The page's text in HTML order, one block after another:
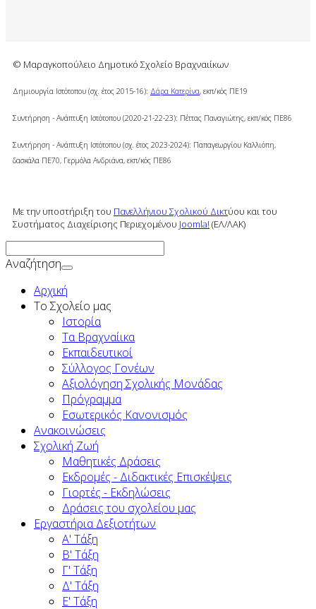
© Μαραγκοπούλειο Δημοτικό Σχολείο Βραχναιίκων
Δημιουργία Ιστότοπου (σχ. έτος 2015-16): Δάρα Κατερίνα, εκπ/κός ΠΕ19
Συντήρηση - Ανάπτυξη Ιστότοπου (2020-21-22-23): Πέττας Παναγιώτης, εκπ/κός ΠΕ86
Συντήρηση - Ανάπτυξη Ιστότοπου (σχ. έτος 2023-2024): Παπαγεωργίου Καλλιόπη,
δασκάλα ΠΕ70, Γερμόλα Ανδριάνα, εκπ/κός ΠΕ86
Με την υποστήριξη του Πανελλήνιου Σχολικού Δικτύου και του
Συστήματος Διαχείρισης Περιεχομένου Joomla! (ΕΛ/ΛΑΚ)
Αναζήτηση
Αρχική
To Σχολείο μας
Ιστορία
Τα Βραχναίικα
Εκπαιδευτικοί
Σύλλογος Γονέων
Αξιολόγηση Σχολικής Μονάδας
Πρόγραμμα
Εσωτερικός Κανονισμός
Ανακοινώσεις
Σχολική Ζωή
Μαθητικές Δράσεις
Εκδρομές - Διδακτικές Επισκέψεις
Γιορτές - Εκδηλώσεις
Δράσεις του σχολείου μας
Εργαστήρια Δεξιοτήτων
Α' Τάξη
Β' Τάξη
Γ' Τάξη
Δ' Τάξη
Ε' Τάξη